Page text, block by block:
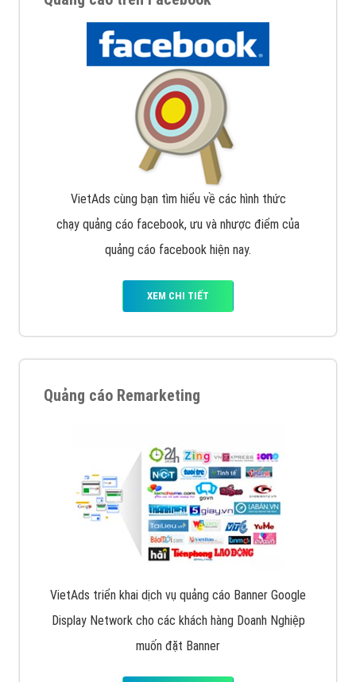
VietAds cùng bạn tìm hiểu về các hình thức
chạy quảng cáo facebook, ưu và nhược điểm của
quảng cáo facebook hiện nay.
XEM CHI TIẾT
Quảng cáo Remarketing
VietAds triển khai dịch vụ quảng cáo Banner Google
Display Network cho các khách hàng Doanh Nghiệp
muốn đặt Banner